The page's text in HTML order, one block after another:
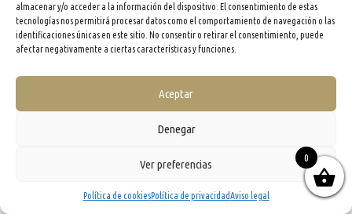
almacenar y/o acceder a la información del dispositivo. El consentimiento de estas
tecnologías nos permitirá procesar datos como el comportamiento de navegación o las
identificaciones únicas en este sitio. No consentir o retirar el consentimiento, puede
afectar negativamente a ciertas características y funciones.
Aceptar
Denegar
Ver preferencias
Política de cookiesPolítica de privacidadAviso legal
0